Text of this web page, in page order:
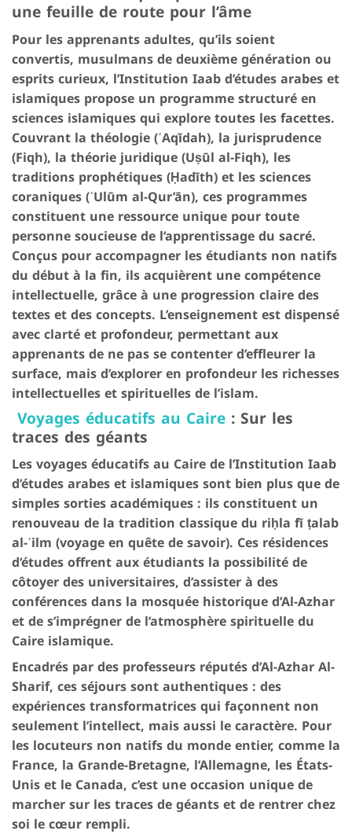
une feuille de route pour l’âme
Pour les apprenants adultes, qu’ils soient
convertis, musulmans de deuxième génération ou
esprits curieux, l’Institution Iaab d’études arabes et
islamiques propose un programme structuré en
sciences islamiques qui explore toutes les facettes.
Couvrant la théologie (ʿAqīdah), la jurisprudence
(Fiqh), la théorie juridique (Uṣūl al-Fiqh), les
traditions prophétiques (Ḥadīth) et les sciences
coraniques (ʿUlūm al-Qur’ān), ces programmes
constituent une ressource unique pour toute
personne soucieuse de l’apprentissage du sacré.
Conçus pour accompagner les étudiants non natifs
du début à la fin, ils acquièrent une compétence
intellectuelle, grâce à une progression claire des
textes et des concepts. L’enseignement est dispensé
avec clarté et profondeur, permettant aux
apprenants de ne pas se contenter d’effleurer la
surface, mais d’explorer en profondeur les richesses
intellectuelles et spirituelles de l’islam.
Voyages éducatifs au Caire : Sur les
traces des géants
Les voyages éducatifs au Caire de l’Institution Iaab
d’études arabes et islamiques sont bien plus que de
simples sorties académiques : ils constituent un
renouveau de la tradition classique du riḥla fī ṭalab
al-ʿilm (voyage en quête de savoir). Ces résidences
d’études offrent aux étudiants la possibilité de
côtoyer des universitaires, d’assister à des
conférences dans la mosquée historique d’Al-Azhar
et de s’imprégner de l’atmosphère spirituelle du
Caire islamique.
Encadrés par des professeurs réputés d’Al-Azhar Al-
Sharif, ces séjours sont authentiques : des
expériences transformatrices qui façonnent non
seulement l’intellect, mais aussi le caractère. Pour
les locuteurs non natifs du monde entier, comme la
France, la Grande-Bretagne, l’Allemagne, les États-
Unis et le Canada, c’est une occasion unique de
marcher sur les traces de géants et de rentrer chez
soi le cœur rempli.